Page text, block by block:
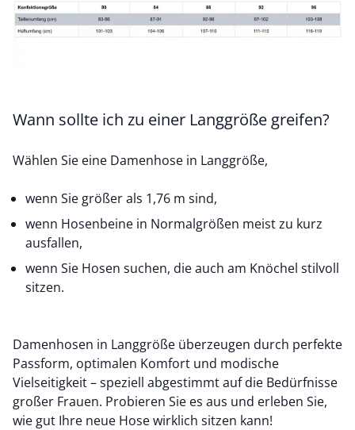
Wann sollte ich zu einer Langgröße greifen?
Wählen Sie eine Damenhose in Langgröße,
wenn Sie größer als 1,76 m sind,
wenn Hosenbeine in Normalgrößen meist zu kurz
ausfallen,
wenn Sie Hosen suchen, die auch am Knöchel stilvoll
sitzen.
Damenhosen in Langgröße überzeugen durch perfekte
Passform, optimalen Komfort und modische
Vielseitigkeit – speziell abgestimmt auf die Bedürfnisse
großer Frauen. Probieren Sie es aus und erleben Sie,
wie gut Ihre neue Hose wirklich sitzen kann!